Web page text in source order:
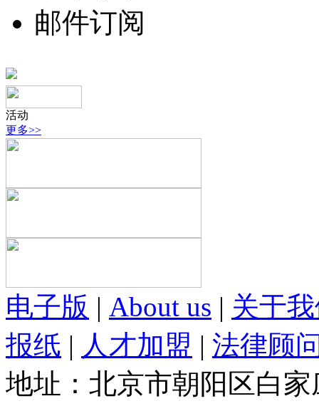
邮件订阅
活动
更多>>
电子版 | About us | 关于
报纸 | 人才加盟 | 法律顾
地址：北京市朝阳区白